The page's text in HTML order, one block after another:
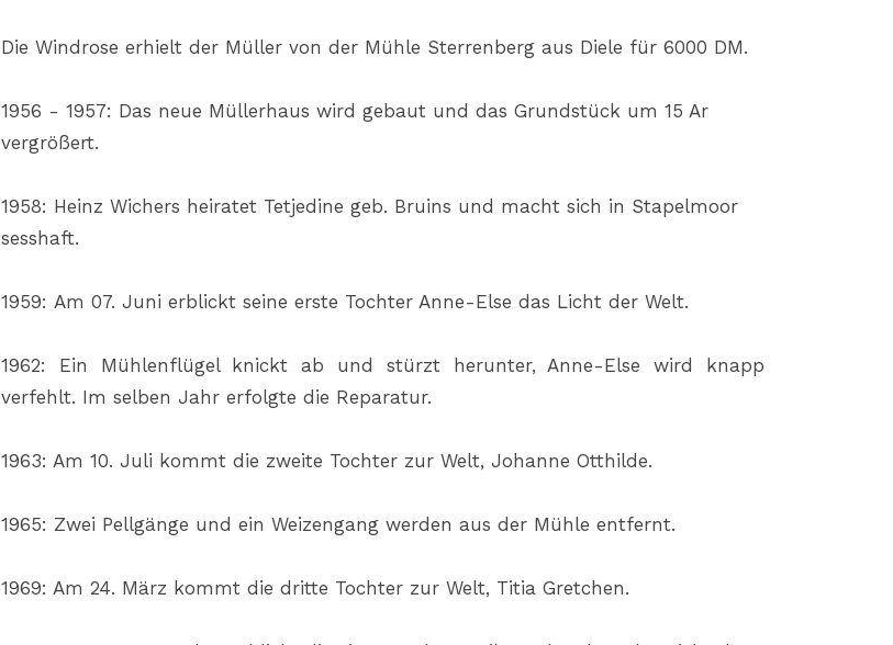
Die Windrose erhielt der Müller von der Mühle Sterrenberg aus Diele für 6000 DM.
1956 - 1957: Das neue Müllerhaus wird gebaut und das Grundstück um 15 Ar
vergrößert.
1958: Heinz Wichers heiratet Tetjedine geb. Bruins und macht sich in Stapelmoor
sesshaft.
1959: Am 07. Juni erblickt seine erste Tochter Anne-Else das Licht der Welt.
1962: Ein Mühlenflügel knickt ab und stürzt herunter, Anne-Else wird knapp
verfehlt. Im selben Jahr erfolgte die Reparatur.
1963: Am 10. Juli kommt die zweite Tochter zur Welt, Johanne Otthilde.
1965: Zwei Pellgänge und ein Weizengang werden aus der Mühle entfernt.
1969: Am 24. März kommt die dritte Tochter zur Welt, Titia Gretchen.